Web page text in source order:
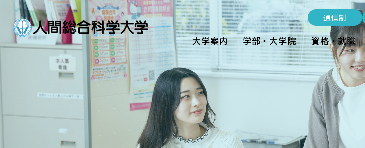
大学案内
Guide
学部・大学院
Department
資格・就職
Qualifications & Employment
学校生活
受験生の方
在学生の方
卒業生の方
大学院生の方・修了生の方
企業・病院の方
大学案内 学部・大学院 資格・就職
通信制